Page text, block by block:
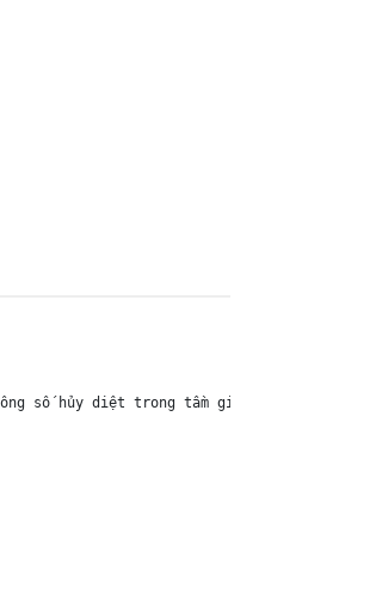
số hủy diệt trong tầm giá